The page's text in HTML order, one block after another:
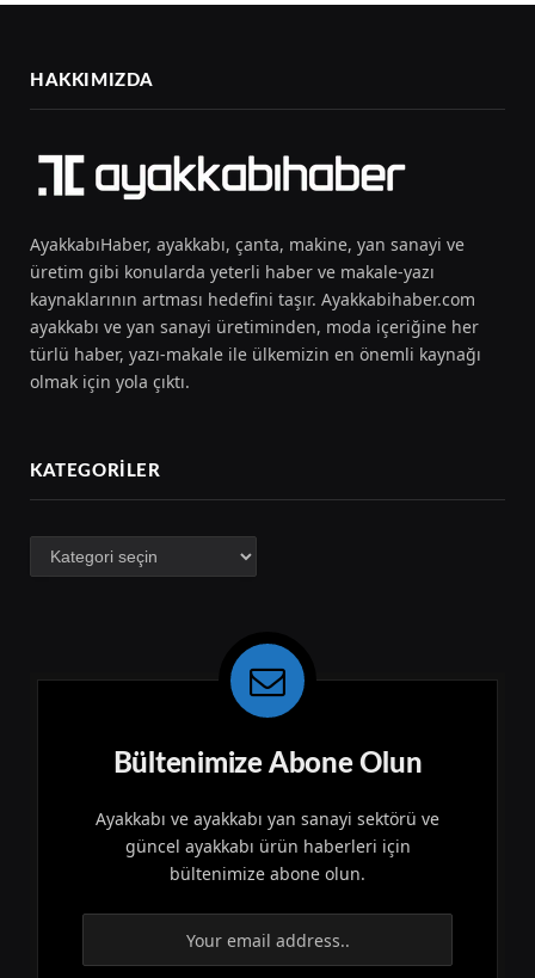
HAKKIMIZDA
AyakkabıHaber, ayakkabı, çanta, makine, yan sanayi ve
üretim gibi konularda yeterli haber ve makale-yazı
kaynaklarının artması hedefini taşır. Ayakkabihaber.com
ayakkabı ve yan sanayi üretiminden, moda içeriğine her
türlü haber, yazı-makale ile ülkemizin en önemli kaynağı
olmak için yola çıktı.
KATEGORILER
Kategoriler
Bültenimize Abone Olun
Ayakkabı ve ayakkabı yan sanayi sektörü ve
güncel ayakkabı ürün haberleri için
bültenimize abone olun.